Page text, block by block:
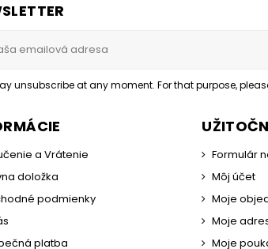
unsubscribe at any moment. For that purpose,
a Vrátenie
doložka
podmienky
platba
Formulár
Môj účet
Moje
Moje
Moje